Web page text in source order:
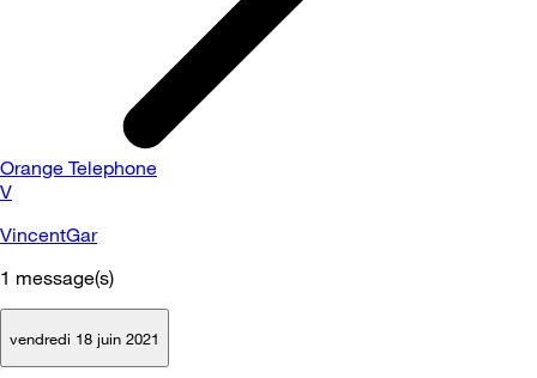
Orange Telephone
V
VincentGar
1 message(s)
vendredi 18 juin 2021